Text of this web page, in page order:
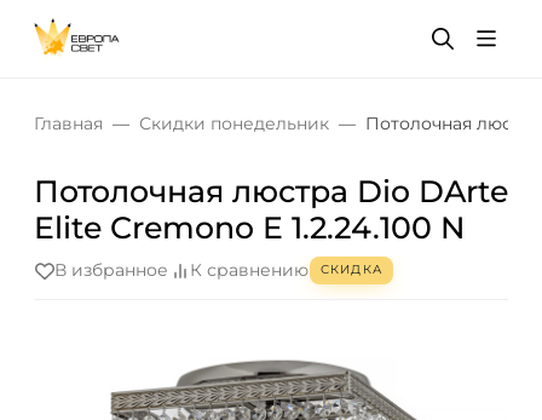
Главная Скидки понедельник Потолочная
Потолочная люстра Dio DArte
Elite Cremono E 1.2.24.100 N
В избранное К сравнению СКИДКА